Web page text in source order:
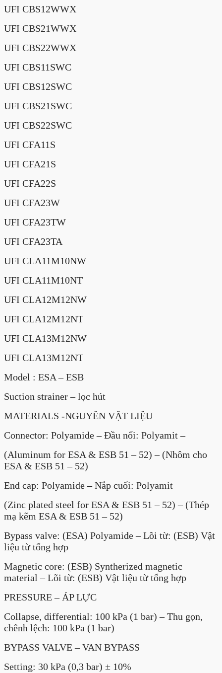
UFI CBS12WWX
UFI CBS21WWX
UFI CBS22WWX
UFI CBS11SWC
UFI CBS12SWC
UFI CBS21SWC
UFI CBS22SWC
UFI CFA11S
UFI CFA21S
UFI CFA22S
UFI CFA23W
UFI CFA23TW
UFI CFA23TA
UFI CLA11M10NW
UFI CLA11M10NT
UFI CLA12M12NW
UFI CLA12M12NT
UFI CLA13M12NW
UFI CLA13M12NT
Model : ESA – ESB
Suction strainer – lọc hút
MATERIALS -NGUYÊN VẬT LIỆU
Connector: Polyamide – Đầu nối: Polyamit –
(Aluminum for ESA & ESB 51 – 52) – (Nhôm cho
ESA & ESB 51 – 52)
End cap: Polyamide – Nắp cuối: Polyamit
(Zinc plated steel for ESA & ESB 51 – 52) – (Thép
mạ kẽm ESA & ESB 51 – 52)
Bypass valve: (ESA) Polyamide – Lõi từ: (ESB) Vật
liệu từ tổng hợp
Magnetic core: (ESB) Syntherized magnetic
material – Lõi từ: (ESB) Vật liệu từ tổng hợp
PRESSURE – ÁP LỰC
Collapse, differential: 100 kPa (1 bar) – Thu gọn,
chênh lệch: 100 kPa (1 bar)
BYPASS VALVE – VAN BYPASS
Setting: 30 kPa (0,3 bar) ± 10%